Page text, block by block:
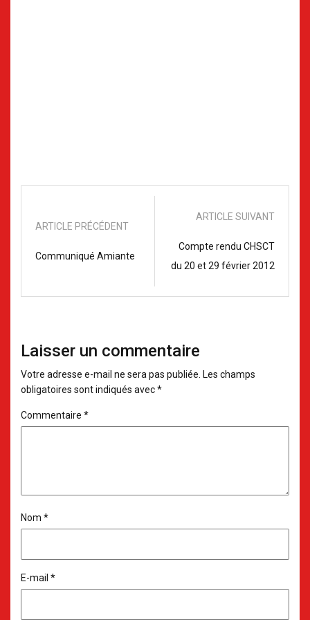
ARTICLE PRÉCÉDENT
Communiqué Amiante
ARTICLE SUIVANT
Compte rendu CHSCT
du 20 et 29 février 2012
Laisser un commentaire
Votre adresse e-mail ne sera pas publiée. Les champs
obligatoires sont indiqués avec*
Commentaire *
Nom *
E-mail *